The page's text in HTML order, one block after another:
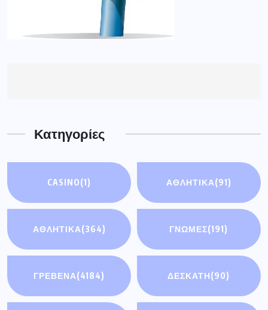
Κατηγορίες
CASINO(1) ΑΘΛΗΤΙΚΆ(91)
ΑΘΛΗΤΙΚΑ(364) ΓΝΩΜΕΣ(191)
ΓΡΕΒΕΝΑ(4184) ΔΕΣΚΑΤΗ(90)